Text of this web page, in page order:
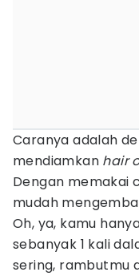
Caranya adalah
mendiamkan hair
Dengan memakai
mudah
Oh, ya, kamu
sebanyak 1 kali
sering, rambutmu